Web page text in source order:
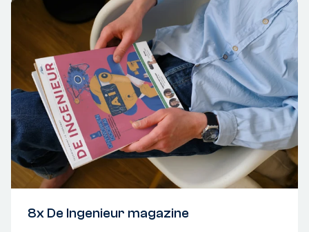
8x De Ingenieur magazine